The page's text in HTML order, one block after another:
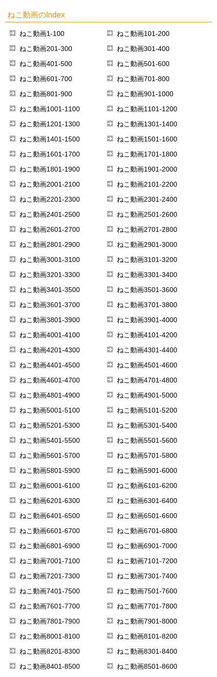
ねこ動画のIndex
ねこ動画1-100
ねこ動画101-200
ねこ動画201-300
ねこ動画301-400
ねこ動画401-500
ねこ動画501-600
ねこ動画601-700
ねこ動画701-800
ねこ動画801-900
ねこ動画901-1000
ねこ動画1001-1100
ねこ動画1101-1200
ねこ動画1201-1300
ねこ動画1301-1400
ねこ動画1401-1500
ねこ動画1501-1600
ねこ動画1601-1700
ねこ動画1701-1800
ねこ動画1801-1900
ねこ動画1901-2000
ねこ動画2001-2100
ねこ動画2101-2200
ねこ動画2201-2300
ねこ動画2301-2400
ねこ動画2401-2500
ねこ動画2501-2600
ねこ動画2601-2700
ねこ動画2701-2800
ねこ動画2801-2900
ねこ動画2901-3000
ねこ動画3001-3100
ねこ動画3101-3200
ねこ動画3201-3300
ねこ動画3301-3400
ねこ動画3401-3500
ねこ動画3501-3600
ねこ動画3601-3700
ねこ動画3701-3800
ねこ動画3801-3900
ねこ動画3901-4000
ねこ動画4001-4100
ねこ動画4101-4200
ねこ動画4201-4300
ねこ動画4301-4400
ねこ動画4401-4500
ねこ動画4501-4600
ねこ動画4601-4700
ねこ動画4701-4800
ねこ動画4801-4900
ねこ動画4901-5000
ねこ動画5001-5100
ねこ動画5101-5200
ねこ動画5201-5300
ねこ動画5301-5400
ねこ動画5401-5500
ねこ動画5501-5600
ねこ動画5601-5700
ねこ動画5701-5800
ねこ動画5801-5900
ねこ動画5901-6000
ねこ動画6001-6100
ねこ動画6101-6200
ねこ動画6201-6300
ねこ動画6301-6400
ねこ動画6401-6500
ねこ動画6501-6600
ねこ動画6601-6700
ねこ動画6701-6800
ねこ動画6801-6900
ねこ動画6901-7000
ねこ動画7001-7100
ねこ動画7101-7200
ねこ動画7201-7300
ねこ動画7301-7400
ねこ動画7401-7500
ねこ動画7501-7600
ねこ動画7601-7700
ねこ動画7701-7800
ねこ動画7801-7900
ねこ動画7901-8000
ねこ動画8001-8100
ねこ動画8101-8200
ねこ動画8201-8300
ねこ動画8301-8400
ねこ動画8401-8500
ねこ動画8501-8600